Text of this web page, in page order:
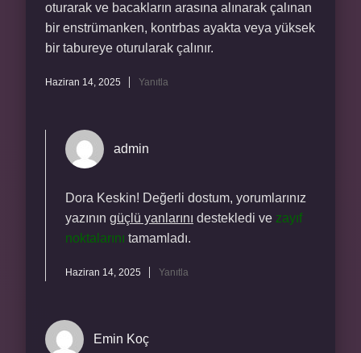
oturarak ve bacakların arasına alınarak çalınan
bir enstrümanken, kontrbas ayakta veya yüksek
bir tabureye oturularak çalınır.
Haziran 14, 2025 Yanıtla
admin
Dora Keskin! Değerli dostum, yorumlarınız
yazının güçlü yanlarını destekledi ve zayıf
noktalarını tamamladı.
Haziran 14, 2025 Yanıtla
Emin Koç